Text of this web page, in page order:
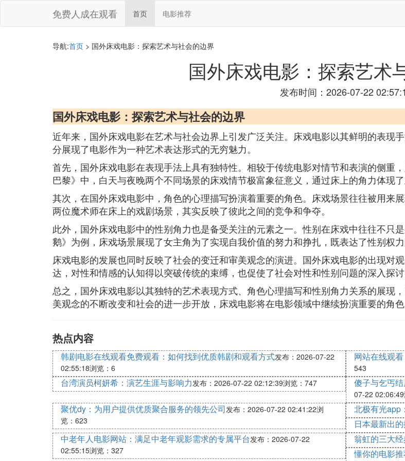
免费人成在观看 首页 电影推荐
导航:首页 > 国外床戏电影：探索艺术与社会的边界
国外床戏电影：探索艺术
发布时间：2026-07-22
国外床戏电影：探索艺术与社会的边界
近年来，国外床戏电影在艺术与社会边界上引发广泛关注。床戏电影以其鲜明的表现
分展现了电影作为一种艺术表达形式的无穷魅力。
首先，国外床戏电影在表现手法上具有独特性。相较于传统电影对情节和表演的侧重
巴黎》中，白天与夜晚两个不同场景的床戏情节极富象征意义，通过床上的角力体现了
其次，在国外床戏电影中，角色的心理描写扮演着重要的角色。床戏场景往往被用来
两位魔术师在床上的戏剧场景，其实反映了彼此之间的竞争和争夺。
此外，国外床戏电影中的性别角力也是备受关注的元素之一。性别在床戏中往往不只
鹅》为例，床戏场景展现了女主角为了实现自我价值的努力和挣扎，既表达了性别权
床戏电影的发展也同时反映了社会的变迁和审美观念的演进。国外床戏电影的出现对
达，对性和情感的认知得以突破传统的束缚，也促使了社会对性和性别问题的深入探讨
总之，国外床戏电影以其独特的艺术表现方式、角色心理描写和性别角力关系的展现
美观念的不断改变和社会的进一步开放，床戏电影将在电影领域中继续扮演重要的角色
热点内容
韩剧电影在线观看免费观看：如何找到优质韩剧和观看方式发布：2026-07-22
02:55:18浏览：6
网站在线观
543
台湾演员柯妍希：演艺生涯与影响力发布：2026-07-22 02:12:39浏览：747 傻子与乞丐
07-22 02:06:49
聚优dy：为用户提供优质聚合服务的领先公司发布：2026-07-22 02:41:22浏
览：623
北极有光app
日本最新出
中老年人电影网站：满足中老年观影需求的专属平台发布：2026-07-22
02:55:15浏览：327
翁虹的三大
懂你的电影